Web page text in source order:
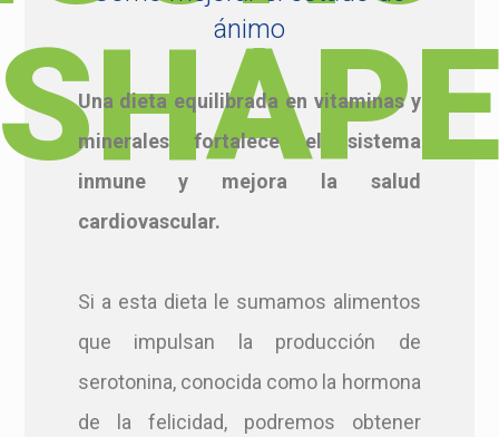
ánimo
Una dieta equilibrada en vitaminas y
minerales fortalece el sistema
inmune y mejora la salud
cardiovascular.
Si a esta dieta le sumamos alimentos
que impulsan la producción de
serotonina, conocida como la hormona
de la felicidad, podremos obtener